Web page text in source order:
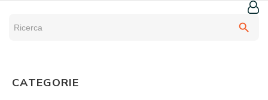
search
CATEGORIE